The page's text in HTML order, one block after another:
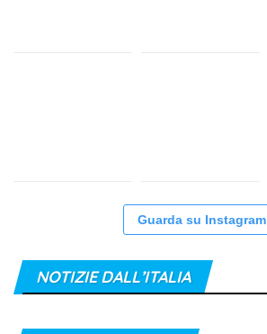
Guarda su Instagram
NOTIZIE DALL’ITALIA